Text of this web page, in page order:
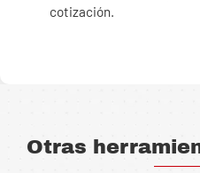
cotización.
Otras